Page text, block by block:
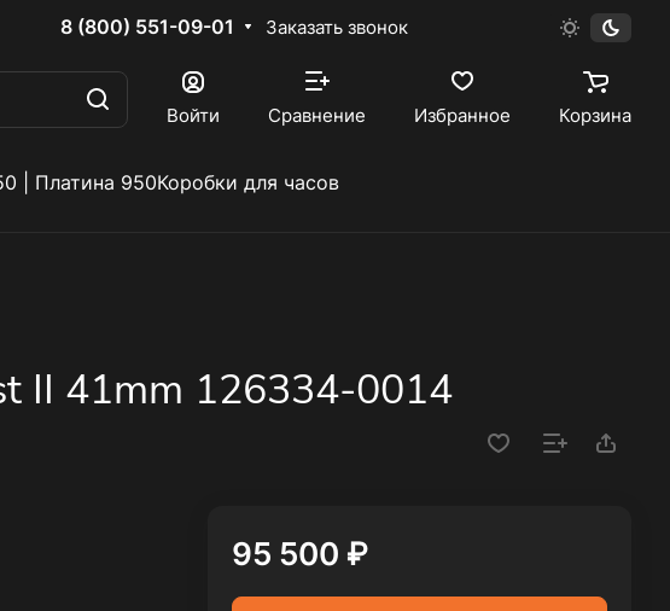
8 (800) 551-09-01 Заказать звонок
Войти Сравнение Избранное Корзина
| Платина 950Коробки для часов
II 41mm 126334-0014
95 500 ₽